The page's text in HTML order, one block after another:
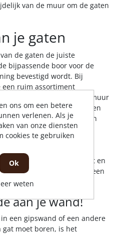
van de muur om de gaten
je gaten
de gaten de juiste
bijpassende boor voor de
bevestigd wordt. Bij
een ruim assortiment
om jouw klus te klaren. Is je muur
kun je prima uit de voeten
de leuning plaatsen op een
een steenboor, schakel
uit. Moet je door een
het beste gaan voor een
vaak van hogere kwaliteit en
het materiaal weg, waar een
aan je wand!
een gipswand of een andere
moet boren, is het
ons om een betere
verlenen. Als je
van onze diensten
cookies te gebruiken
Ok
weten